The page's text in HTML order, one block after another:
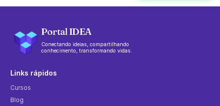
Portal IDEA
Conectando ideias, compartilhando
conhecimento, transformando vidas.
Links rápidos
Cursos
Blog